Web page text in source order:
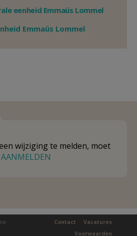
eenheid Emmaüs Lommel
Emmaüs Lommel
wijziging te melden, moet
AANMELDEN
Vacatures
Contact
Voorwaarden